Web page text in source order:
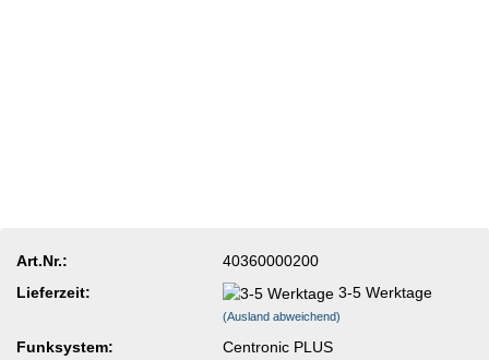
Art.Nr.:
40360000200
Lieferzeit:
3-5 Werktage
(Ausland abweichend)
Funksystem: Centronic PLUS